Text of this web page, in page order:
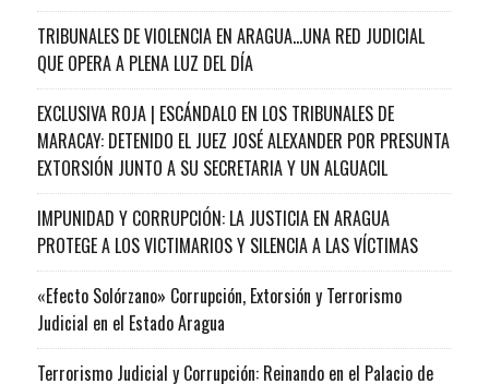
TRIBUNALES DE VIOLENCIA EN ARAGUA…UNA RED JUDICIAL
QUE OPERA A PLENA LUZ DEL DÍA
EXCLUSIVA ROJA | ESCÁNDALO EN LOS TRIBUNALES DE
MARACAY: DETENIDO EL JUEZ JOSÉ ALEXANDER POR PRESUNTA
EXTORSIÓN JUNTO A SU SECRETARIA Y UN ALGUACIL
IMPUNIDAD Y CORRUPCIÓN: LA JUSTICIA EN ARAGUA
PROTEGE A LOS VICTIMARIOS Y SILENCIA A LAS VÍCTIMAS
«Efecto Solórzano» Corrupción, Extorsión y Terrorismo
Judicial en el Estado Aragua
Terrorismo Judicial y Corrupción: Reinando en el Palacio de